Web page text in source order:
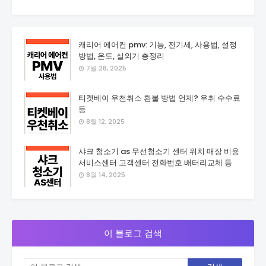
캐리어 에어컨 pmv: 기능, 전기세, 사용법, 설정
방법, 온도, 실외기 총정리
7월 28, 2025
티켓베이 우천취소 환불 방법 언제? 우취 수수료
등
8월 12, 2025
샤크 청소기 as 무선청소기 센터 위치 매장 비용
서비스센터 고객센터 전화번호 배터리교체 등
8월 14, 2025
이 블로그 검색